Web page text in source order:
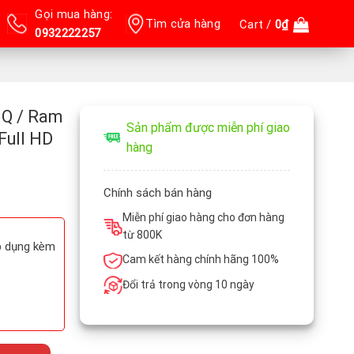
Gọi mua hàng:
0932222257
Tìm cửa hàng Cart /0₫
/ Ram
HD
dụng kèm
256gb / Màn Hình 15.6 inch Full HD IPS / Card rời Quadro M620
Sản phẩm được miễn phí giao
hàng
Chính sách bán hàng
Miễn phí giao hàng cho đơn hàng
từ 800K
Cam kết hàng chính hãng 100%
Đổi trả trong vòng 10 ngày